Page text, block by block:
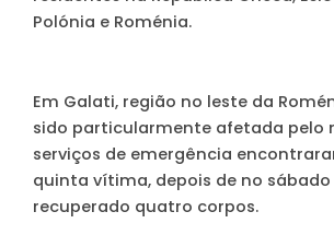
Polónia e Roménia.
Em Galati, região no leste da
sido particularmente afetada pelo
serviços de emergência
quinta vítima, depois de no
recuperado quatro corpos.